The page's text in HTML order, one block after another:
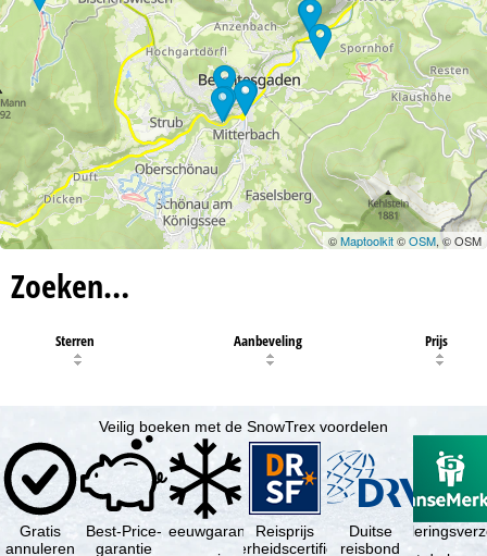
©Maptoolkit©OSM, © OSM
Zoeken…
Sterren Aanbeveling Prijs
Veilig boeken met de SnowTrex voordelen
Gratis
annuleren
Best-Price-
garantie
SneeuwgarantieReisprijs
zekerheidscertificaat
Duitse
reisbond